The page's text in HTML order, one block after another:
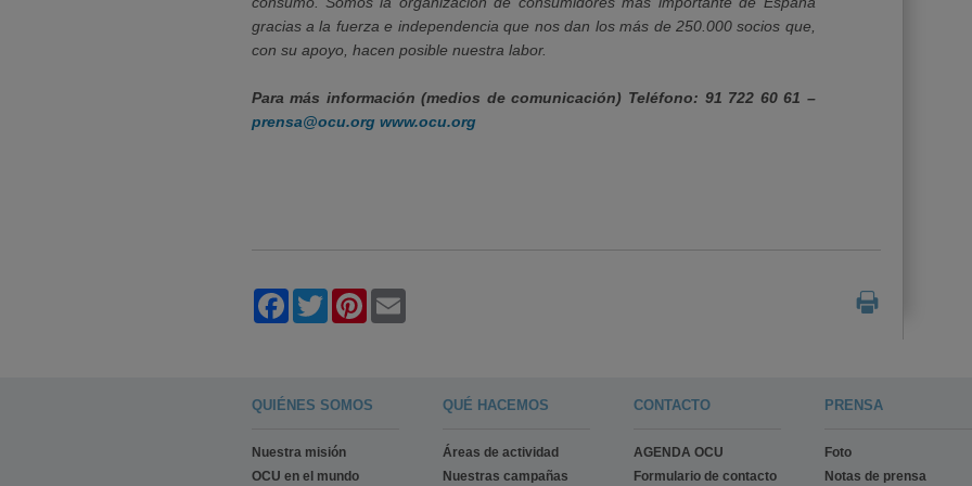
gracias a la fuerza e independencia que nos dan los más de 250.000 socios que,
con su apoyo, hacen posible nuestra labor.
Para más información (medios de comunicación) Teléfono: 91 722 60 61 –
prensa@ocu.org www.ocu.org
Facebook
TwitterPinterest
Email
QUIÉNES SOMOS
Nuestra misión
OCU en el mundo
QUÉ HACEMOS
Áreas de actividad
Nuestras campañas
CONTACTO
AGENDA OCU
Formulario de contacto
PRENSA
Foto
Notas de prensa